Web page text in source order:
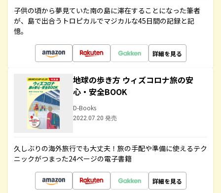
子供の頃から夢見ていた南の島に滞在することになった筆者
が、島で出合うトロピカルでマジカルな45日間の記録と記
憶。
詳細を見る
地球の歩き方 ウィズコロナ旅の安
心・安全BOOK
D-Books
2022.07.20 発売
久しぶりの海外旅行でも大丈夫！旅の手配や準備に使えるテク
ニックがつまった24ページの電子書籍
詳細を見る